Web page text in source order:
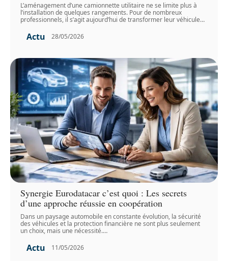
L’aménagement d’une camionnette utilitaire ne se limite plus à
l’installation de quelques rangements. Pour de nombreux
professionnels, il s’agit aujourd’hui de transformer leur véhicule…
Actu 28/05/2026
Synergie Eurodatacar c’est quoi : Les secrets
d’une approche réussie en coopération
Dans un paysage automobile en constante évolution, la sécurité
des véhicules et la protection financière ne sont plus seulement
un choix, mais une nécessité.…
Actu 11/05/2026